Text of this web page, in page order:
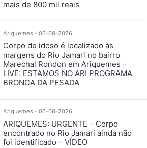
mais de 800 mil reais
Ariquemes - 06-08-2026
Corpo de idoso é localizado às
margens do Rio Jamari no bairro
Marechal Rondon em Ariquemes –
LIVE: ESTAMOS NO AR! PROGRAMA
BRONCA DA PESADA
Ariquemes - 06-08-2026
ARIQUEMES: URGENTE – Corpo
encontrado no Rio Jamari ainda não
foi identificado – VÍDEO